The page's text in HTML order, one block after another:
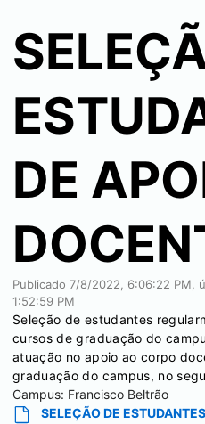
DE
Publicado 7/8/2022, 6:06:22 PM ,
1:52:59 PM
Seleção de estudantes
cursos de graduação do
atuação no apoio ao corpo
graduação do campus, no
Campus: Francisco Beltrão
SELEÇÃO DE